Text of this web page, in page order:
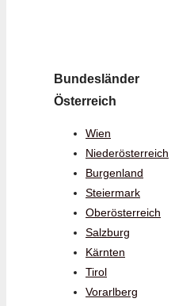
Bundesländer
Österreich
Wien
Niederösterreich
Burgenland
Steiermark
Oberösterreich
Salzburg
Kärnten
Tirol
Vorarlberg